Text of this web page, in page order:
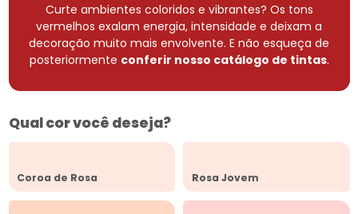
Curte ambientes coloridos e vibrantes? Os tons
vermelhos exalam energia, intensidade e deixam a
decoração muito mais envolvente. E não esqueça de
posteriormente conferir nosso catálogo de tintas.
Qual cor você deseja?
Coroa de Rosa Rosa Jovem